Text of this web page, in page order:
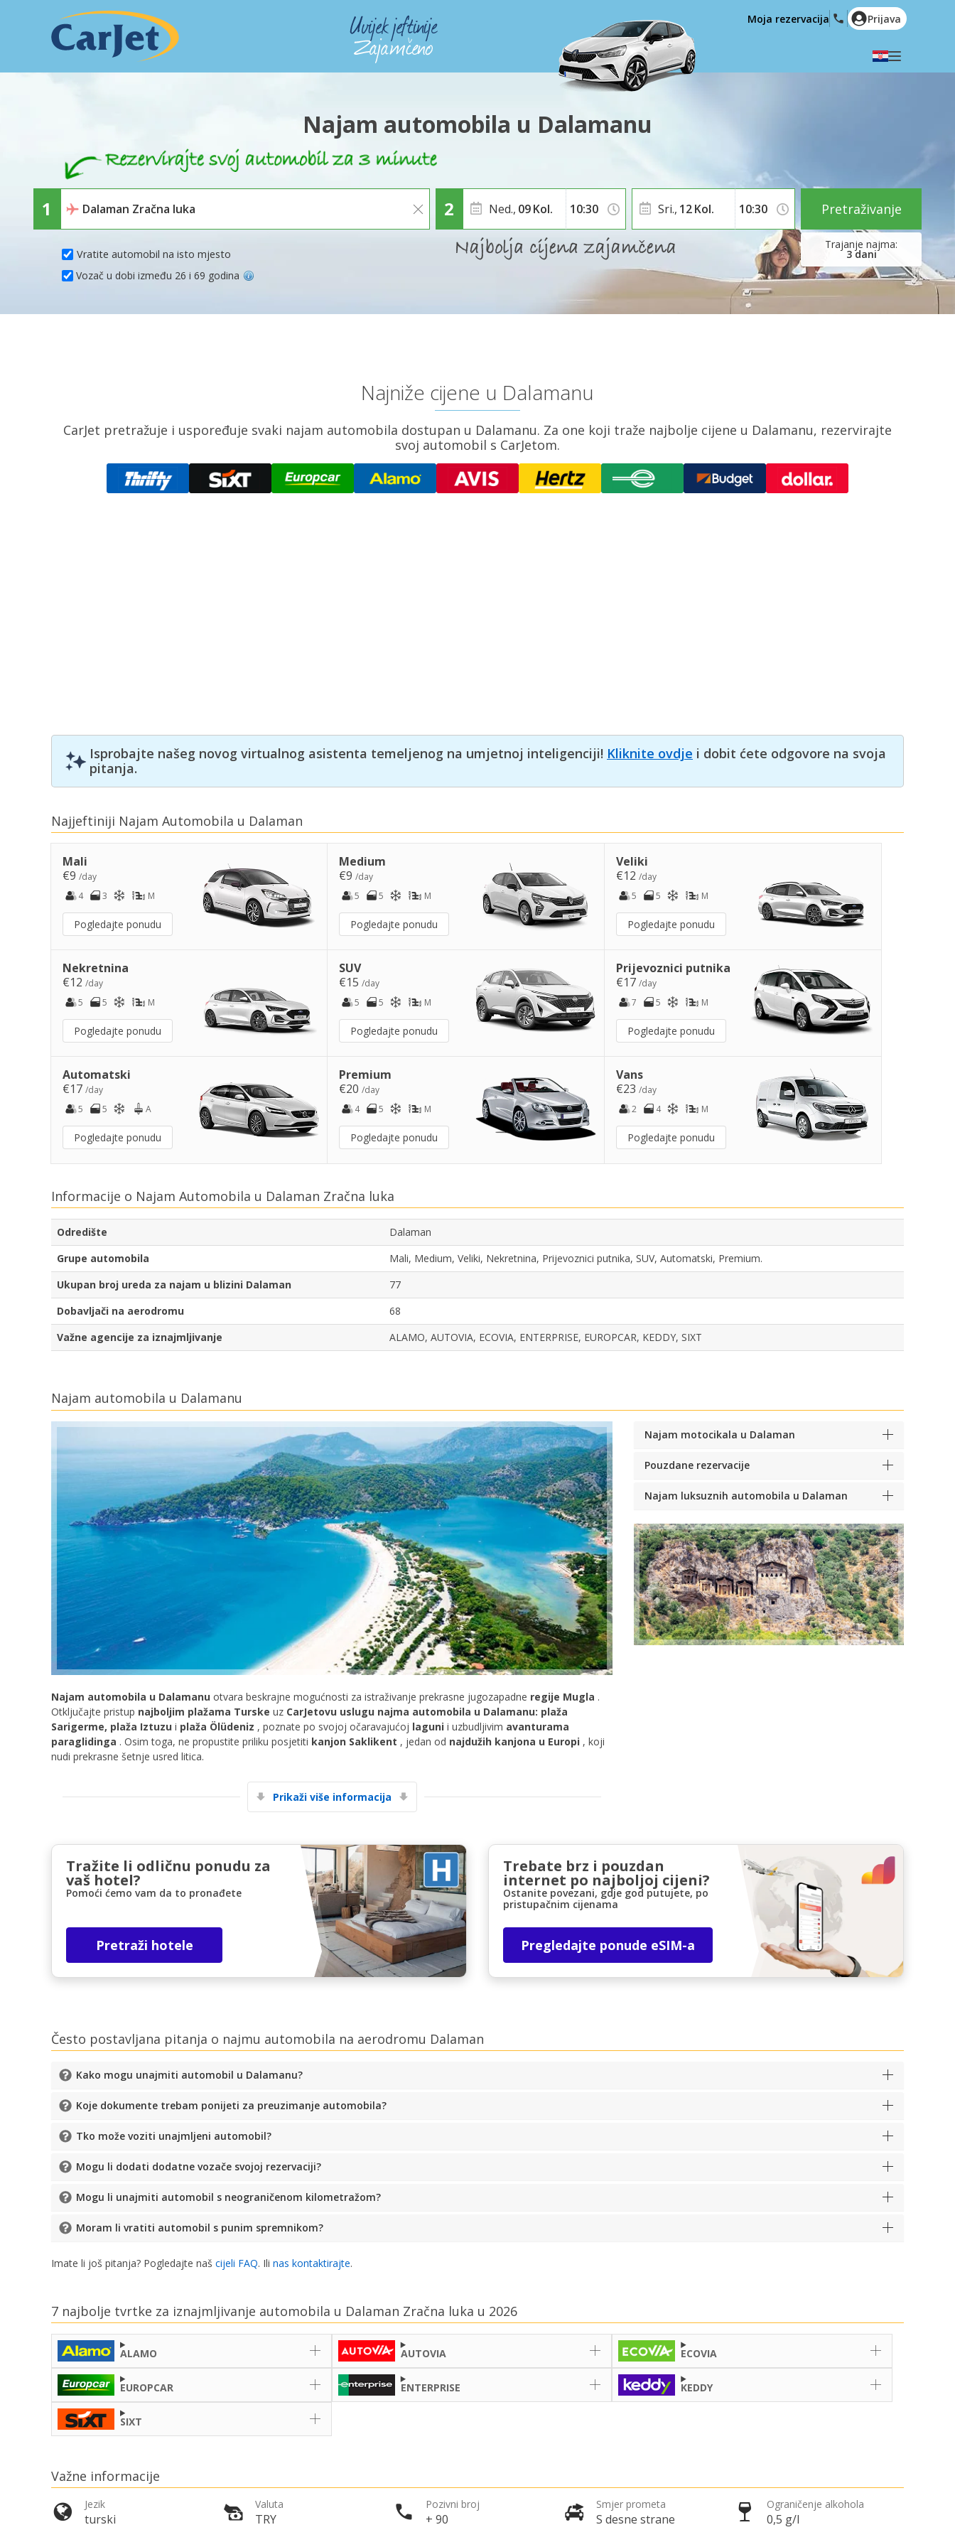
Posebni popusti
Pristupite ekskluzivnim ponudama naših
dobavljača
English (US)
Polski
Türkçe
Română
Ελληνικά
Hrvatski
العربية
Moja rezervacija Prijava
Najam automobila u Dalamanu
Vratite automobil na isto mjesto
Ned., 09Kol.
3 dani
Sri., 12Kol.
Vozač u dobi između 26 i 69 godina
Pretraživanje
Najniže cijene u Dalamanu
CarJet pretražuje i uspoređuje svaki najam automobila dostupan u Dalamanu. Za one koji traže najbolje cijene u Dalamanu, rezervirajte
svoj automobil s CarJetom.
Isprobajte našeg novog virtualnog asistenta temeljenog na umjetnoj inteligenciji! Kliknite ovdje i dobit ćete odgovore na svoja
pitanja.
Najjeftiniji Najam Automobila u Dalaman
Mali
€9 /day
4
3 M
Pogledajte ponudu
Medium
€9/day
5
5 M
Pogledajte ponudu
Veliki
€12 /day
5
5 M
Pogledajte ponudu
Nekretnina
€12 /day
5
5 M
Pogledajte ponudu
SUV
€15/day
5
5 M
Pogledajte ponudu
Prijevoznici putnika
€17 /day
7
5 M
Pogledajte ponudu
Automatski
€17 /day
5
5 A
Pogledajte ponudu
Premium
€20/day
4
5 M
Pogledajte ponudu
Vans
€23 /day
2
4 M
Pogledajte ponudu
Informacije o Najam Automobila u Dalaman Zračna luka
Odredište
Dalaman
Grupe automobila
Mali, Medium, Veliki, Nekretnina, Prijevoznici putnika, SUV, Automatski, Premium.
Ukupan broj ureda za najam u blizini Dalaman
77
Dobavljači na aerodromu
68
Važne agencije za iznajmljivanje
ALAMO, AUTOVIA, ECOVIA, ENTERPRISE, EUROPCAR, KEDDY, SIXT
Najam automobila u Dalamanu
Najam automobila u Dalamanu otvara beskrajne mogućnosti za istraživanje prekrasne jugozapadne regije Mugla .
Otključajte pristup najboljim plažama Turske uz CarJetovu uslugu najma automobila u Dalamanu: plaža
Sarigerme, plaža Iztuzu i plaža Ölüdeniz , poznate po svojoj očaravajućoj laguni i uzbudljivim avanturama
paraglidinga . Osim toga, ne propustite priliku posjetiti kanjon Saklikent , jedan od najdužih kanjona u Europi , koji
nudi prekrasne šetnje usred litica.
Prikaži više informacija
Najam motocikala u Dalaman
Pouzdane rezervacije
Najam luksuznih automobila u Dalaman
Tražite li odličnu ponudu za
vaš hotel?
Pomoći ćemo vam da to pronađete
Pretraži hotele
Trebate brz i pouzdan
internet po najboljoj cijeni?
Ostanite povezani, gdje god putujete, po
pristupačnim cijenama
Pregledajte ponude eSIM-a
Često postavljana pitanja o najmu automobila na aerodromu Dalaman
Kako mogu unajmiti automobil u Dalamanu?
Koje dokumente trebam ponijeti za preuzimanje automobila?
Tko može voziti unajmljeni automobil?
Mogu li dodati dodatne vozače svojoj rezervaciji?
Mogu li unajmiti automobil s neograničenom kilometražom?
Moram li vratiti automobil s punim spremnikom?
Imate li još pitanja? Pogledajte naš cijeli FAQ. Ili nas kontaktirajte.
7 najbolje tvrtke za iznajmljivanje automobila u Dalaman Zračna luka u 2026
ALAMO AUTOVIA ECOVIA
EUROPCAR ENTERPRISE KEDDY
SIXT
Važne informacije
Jezik
turski
Valuta
TRY
Pozivni broj
+ 90
Smjer prometa
S desne strane
Ograničenje alkohola
0,5 g/l